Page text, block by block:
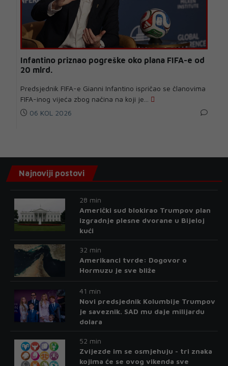
Infantino priznao pogreške oko plana FIFA-e od
20 mlrd.
Predsjednik FIFA-e Gianni Infantino ispričao se članovima
FIFA-inog vijeća zbog načina na koji je...
06 KOL 2026
Najnoviji postovi
28 min
Američki sud blokirao Trumpov plan
izgradnje plesne dvorane u Bijeloj
kući
32 min
Amerikanci tvrde: Dogovor o
Hormuzu je sve bliže
41 min
Novi predsjednik Kolumbije Trumpov
je saveznik. SAD mu daje milijardu
dolara
52 min
Zvijezde im se osmjehuju - tri znaka
kojima će se ovog vikenda sve